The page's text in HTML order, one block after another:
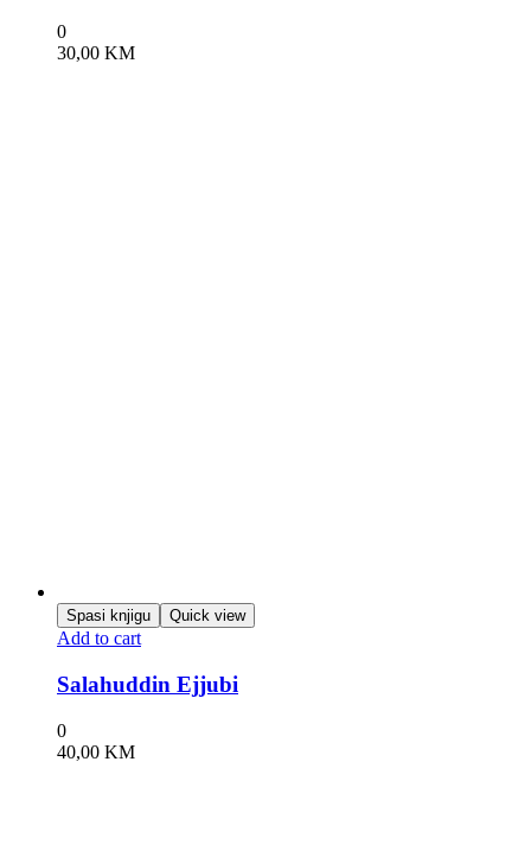
0
30,00 KM
Spasi knjigu Quick view
Add to cart
Salahuddin Ejjubi
0
40,00 KM